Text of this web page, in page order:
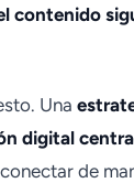
contenido
Una
digital
de